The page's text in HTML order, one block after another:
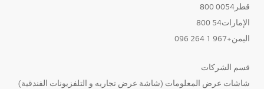
قطر0054 800
الإمارات54 800
اليمن+967 1 264 096
قسم الشركات
شاشات عرض المعلومات (شاشة عرض تجاريه و التلفزيونات الفندقية)